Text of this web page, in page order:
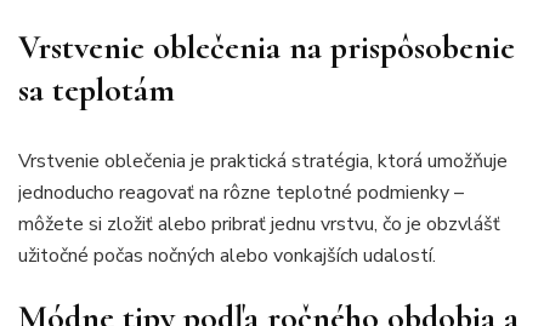
Vrstvenie oblečenia na prispôsobenie
sa teplotám
Vrstvenie oblečenia je praktická stratégia, ktorá umožňuje
jednoducho reagovať na rôzne teplotné podmienky –
môžete si zložiť alebo pribrať jednu vrstvu, čo je obzvlášť
užitočné počas nočných alebo vonkajších udalostí.
Módne tipy podľa ročného obdobia a